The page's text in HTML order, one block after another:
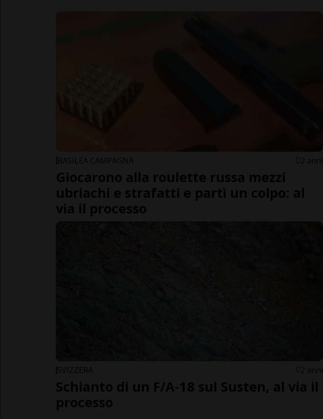
BASILEA CAMPAGNA 2 anni
Giocarono alla roulette russa mezzi
ubriachi e strafatti e partì un colpo: al
via il processo
SVIZZERA 2 anni
Schianto di un F/A-18 sul Susten, al via il
processo